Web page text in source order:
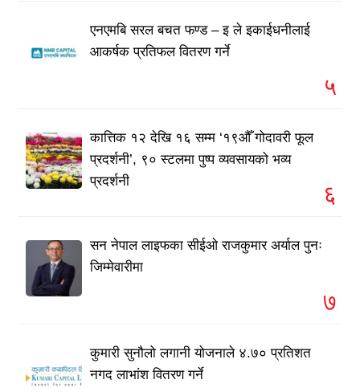
एनएमबि सरल बचत फण्ड – इ ले इकाईधनीलाई
आकर्षक प्रतिफल वितरण गर्ने
५
कात्तिक १२ देखि १६ सम्म ‘१९औँ गोदावरी फूल
प्रदर्शनी’, ९० स्टलमा पुष्प व्यवसायको भव्य
प्रदर्शनी
६
सन नेपाल लाइफका सीईओ राजकुमार अर्याल पुनः
जिम्मेवारीमा
७
कुमारी सुनौलो लगानी योजनाले ४.७० प्रतिशत
नगद लाभांश वितरण गर्ने